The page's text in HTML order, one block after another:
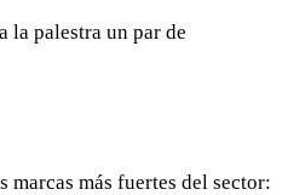
la palestra un par de
marcas más fuertes del sector: